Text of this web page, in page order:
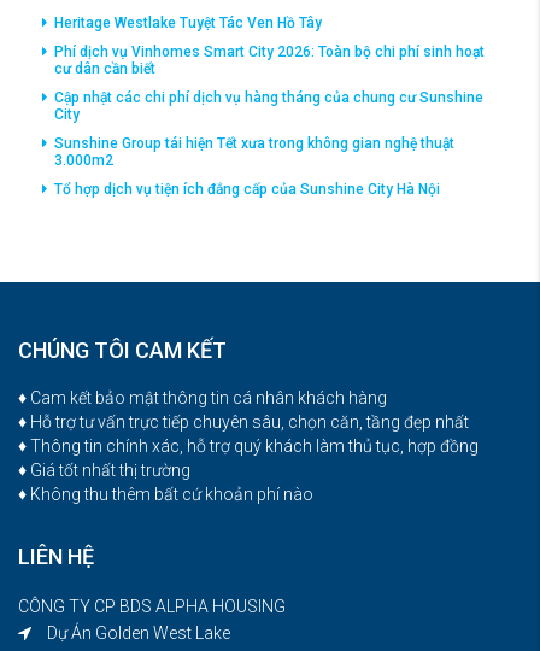
Heritage Westlake Tuyệt Tác Ven Hồ Tây
Phí dịch vụ Vinhomes Smart City 2026: Toàn bộ chi phí sinh hoạt
cư dân cần biết
Cập nhật các chi phí dịch vụ hàng tháng của chung cư Sunshine
City
Sunshine Group tái hiện Tết xưa trong không gian nghệ thuật
3.000m2
Tổ hợp dịch vụ tiện ích đắng cấp của Sunshine City Hà Nội
CHÚNG TÔI CAM KẾT
♦ Cam kết bảo mật thông tin cá nhân khách hàng
♦ Hỗ trợ tư vấn trực tiếp chuyên sâu, chọn căn, tầng đẹp nhất
♦ Thông tin chính xác, hỗ trợ quý khách làm thủ tục, hợp đồng
♦ Giá tốt nhất thị trường
♦ Không thu thêm bất cứ khoản phí nào
LIÊN HỆ
CÔNG TY CP BDS ALPHA HOUSING
Dự Án Golden West Lake